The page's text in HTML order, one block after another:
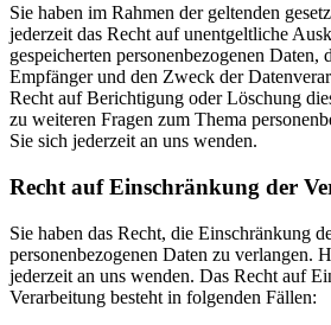
Sie haben im Rahmen der geltenden
jederzeit das Recht auf unentgeltliche
gespeicherten personenbezogenen Daten,
Empfänger und den Zweck der
Recht auf Berichtigung oder Löschung
zu weiteren Fragen zum Thema
Sie sich jederzeit an uns wenden.
Recht auf Einschränkung der
Sie haben das Recht, die Einschränkung
personenbezogenen Daten zu verlangen.
jederzeit an uns wenden. Das Recht auf
Verarbeitung besteht in folgenden Fällen: